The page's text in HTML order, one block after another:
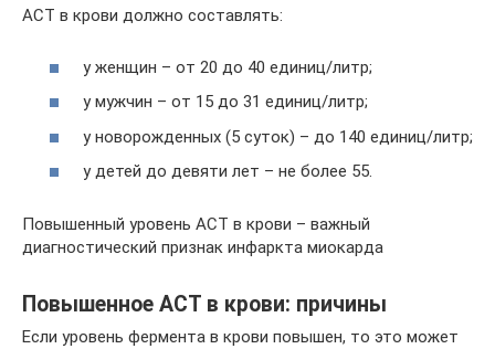
АСТ в крови должно составлять:
у женщин – от 20 до 40 единиц/литр;
у мужчин – от 15 до 31 единиц/литр;
у новорожденных (5 суток) – до 140 единиц/литр;
у детей до девяти лет – не более 55.
Повышенный уровень АСТ в крови – важный
диагностический признак инфаркта миокарда
Повышенное АСТ в крови: причины
Если уровень фермента в крови повышен, то это может